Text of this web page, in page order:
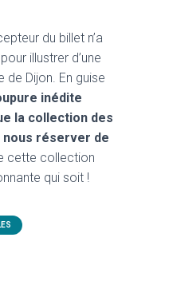
du billet n’a
illustrer d’une
Dijon. En guise
inédite
la collection des
nous réserver de
cette collection
qui soit !